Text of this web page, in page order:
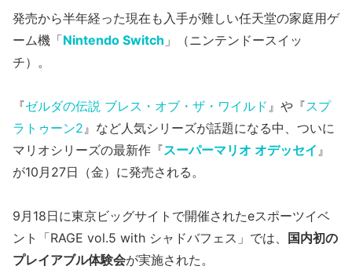
発売から半年経った現在も入手が難しい任天堂の家庭用ゲ
ーム機「Nintendo Switch 」（ニンテンドースイッ
チ）。
『ゼルダの伝説 ブレス・オブ・ザ・ワイルド 』や『スプ
ラトゥーン2』など人気シリーズが話題になる中、ついに
マリオシリーズの最新作『スーパーマリオ オデッセイ 』
が10月27日（金）に発売される。
9月18日に東京ビッグサイトで開催されたeスポーツイベ
ント「RAGE vol.5 with シャドバフェス」では、
国内初の
プレイアブル体験会が実施された。